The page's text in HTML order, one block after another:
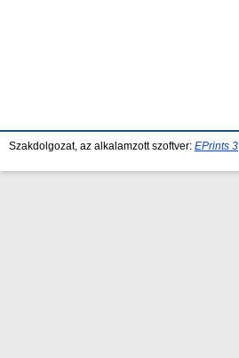
Szakdolgozat, az alkalamzott szoftver: EPrints 3